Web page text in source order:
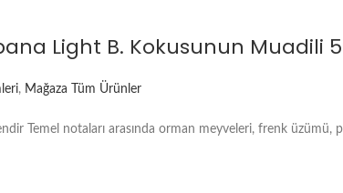
Light B. Kokusunun Muadili
, Mağaza Tüm Ürünler
Temel notaları arasında orman meyveleri, frenk üzümü,